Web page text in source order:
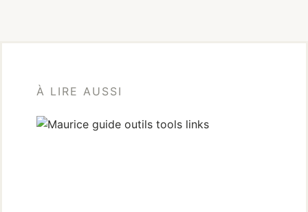
À LIRE AUSSI